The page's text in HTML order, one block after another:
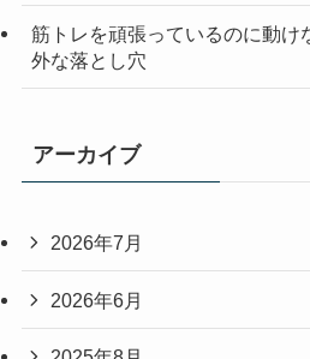
筋トレを頑張っているのに動け
外な落とし穴
アーカイブ
2026年7月
2026年6月